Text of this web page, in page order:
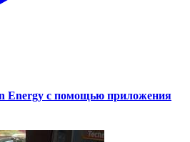
Energy с помощью приложения